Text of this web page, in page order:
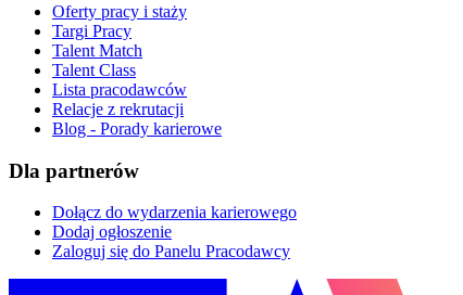
Oferty pracy i staży
Targi Pracy
Talent Match
Talent Class
Lista pracodawców
Relacje z rekrutacji
Blog - Porady karierowe
Dla partnerów
Dołącz do wydarzenia karierowego
Dodaj ogłoszenie
Zaloguj się do Panelu Pracodawcy